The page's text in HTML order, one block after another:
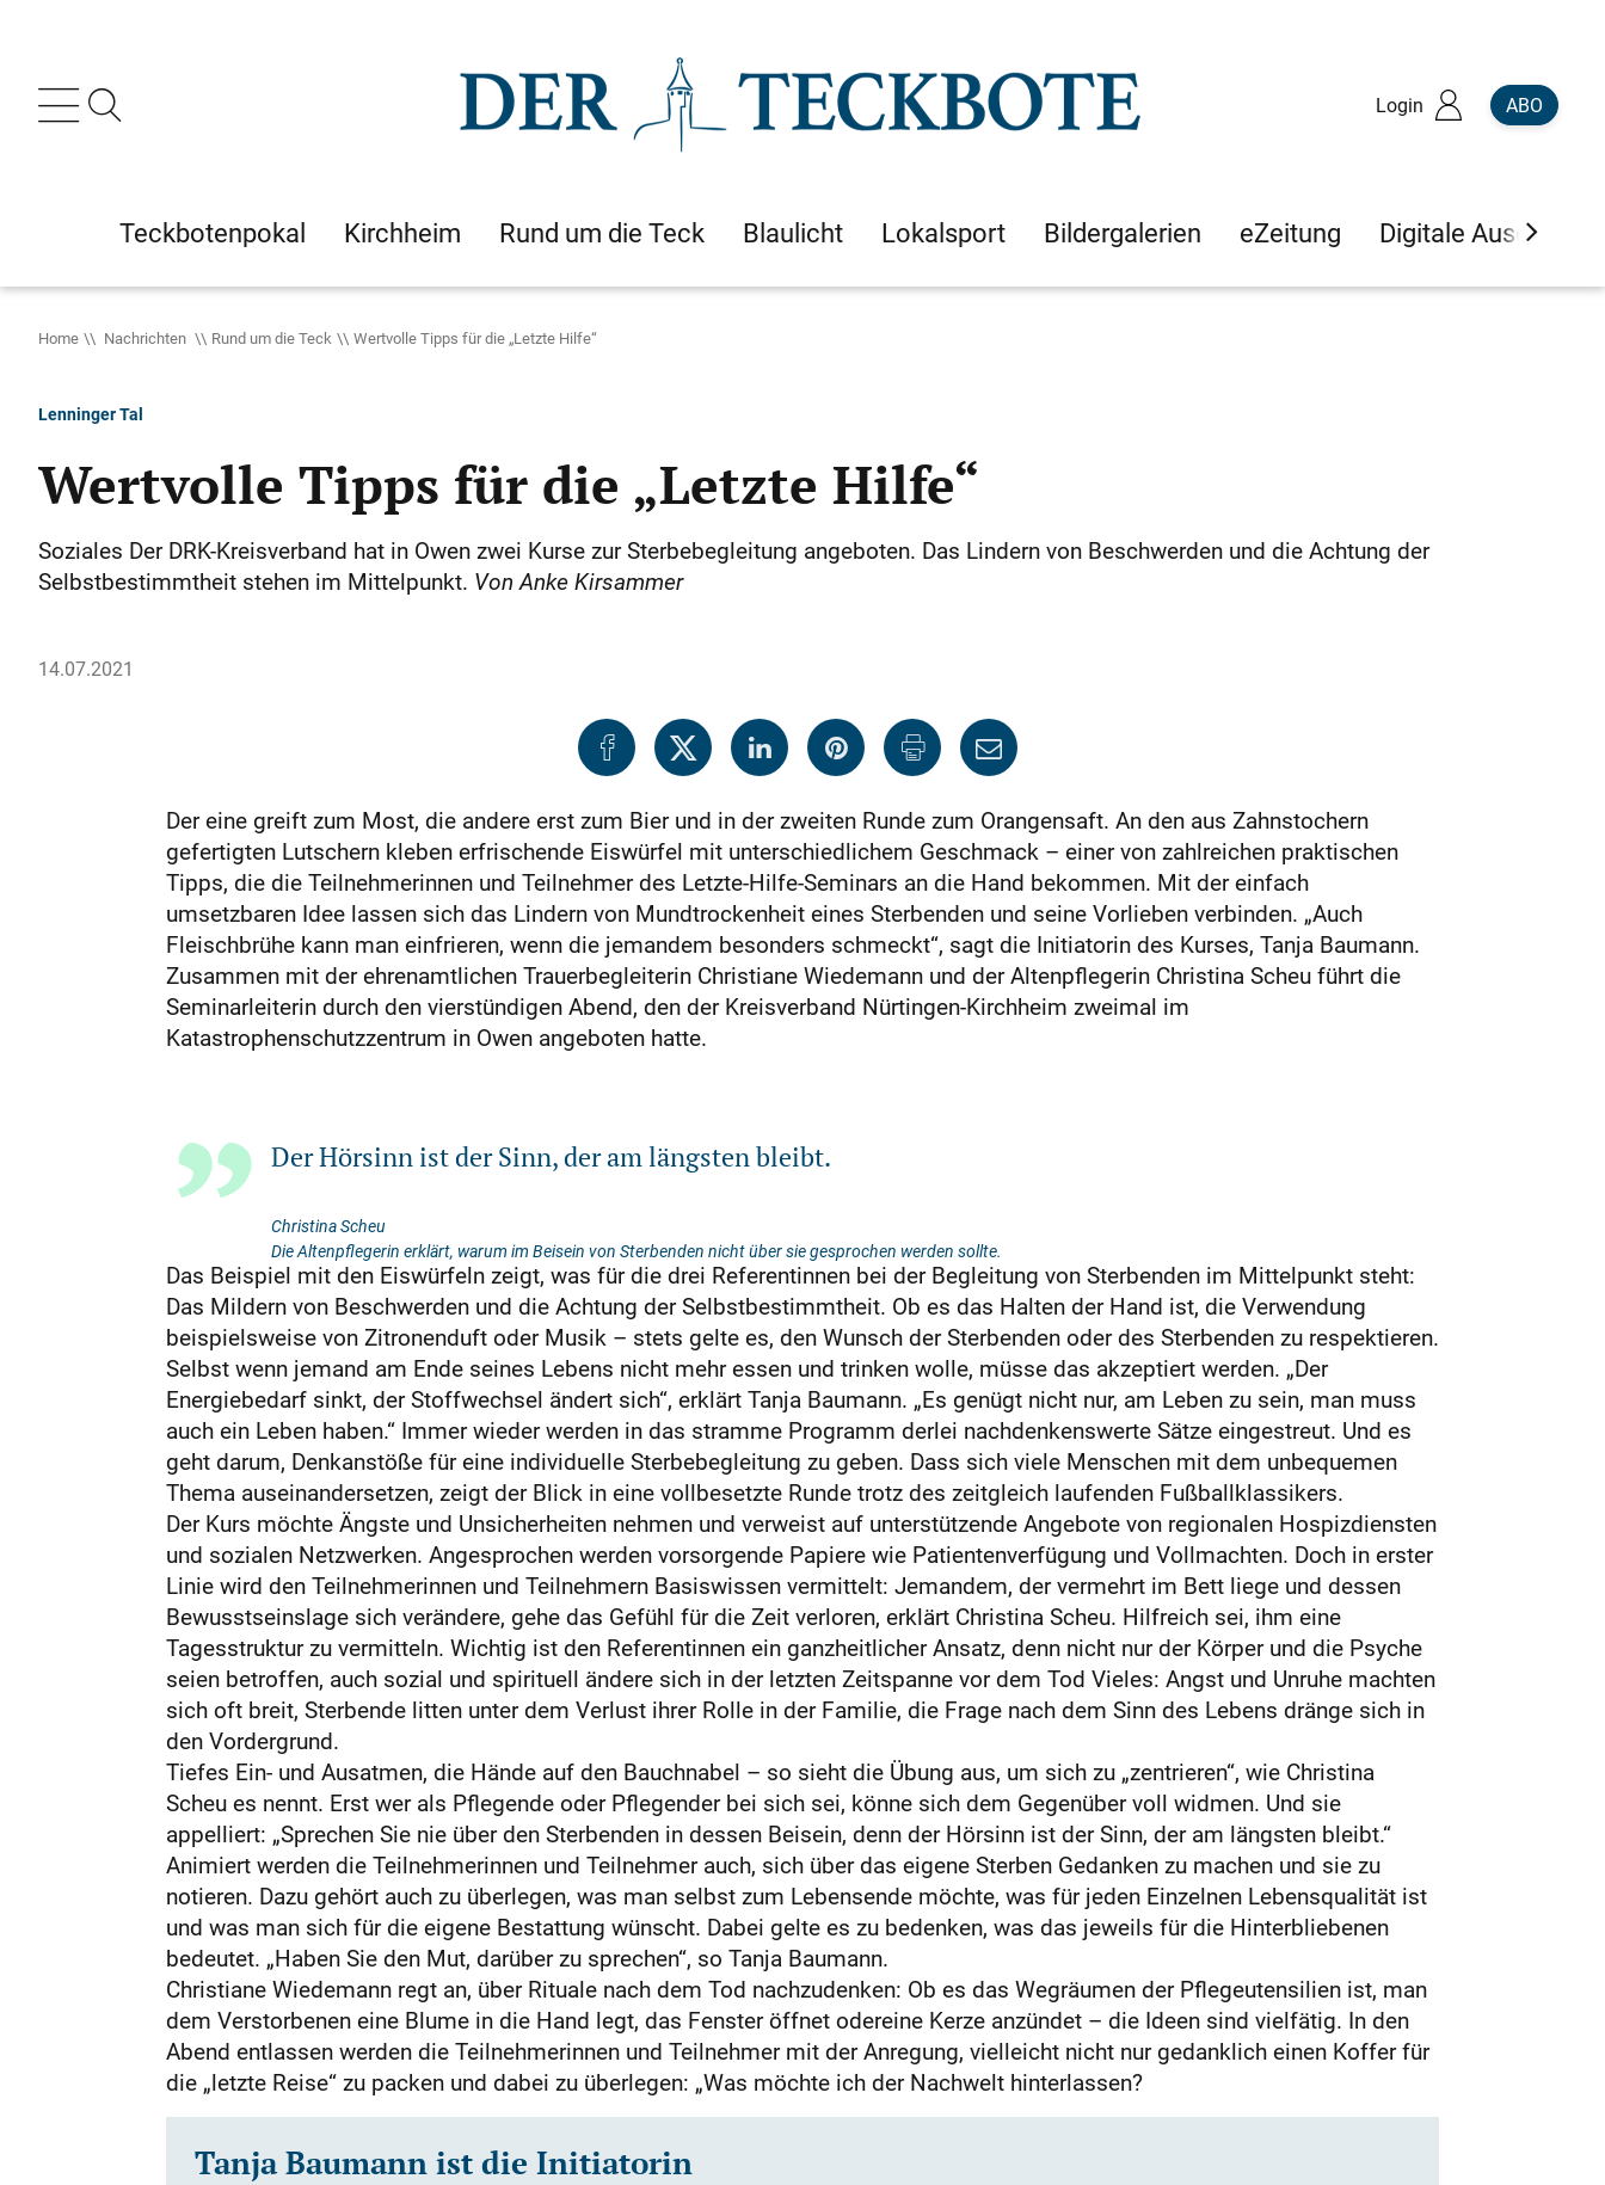
Login ABO
Teckbotenpokal Kirchheim Rund um die Teck Blaulicht Lokalsport Bildergalerien eZeitung Digitale Ausgaben
Home Nachrichten Rund um die Teck Wertvolle Tipps für die „Letzte Hilfe“
Lenninger Tal
Wertvolle Tipps für die „Letzte Hilfe“
Soziales Der DRK-Kreisverband hat in Owen zwei Kurse zur Sterbebegleitung angeboten. Das Lindern von Beschwerden und die Achtung der
Selbstbestimmtheit stehen im Mittelpunkt. Von Anke Kirsammer
14.07.2021
Der eine greift zum Most, die andere erst zum Bier und in der zweiten Runde zum Orangensaft. An den aus Zahnstochern
gefertigten Lutschern kleben erfrischende Eiswürfel mit unterschiedlichem Geschmack – einer von zahlreichen praktischen
Tipps, die die Teilnehmerinnen und Teilnehmer des Letzte-Hilfe-Seminars an die Hand bekommen. Mit der einfach
umsetzbaren Idee lassen sich das Lindern von Mundtrockenheit eines Sterbenden und seine Vorlieben verbinden. „Auch
Fleischbrühe kann man einfrieren, wenn die jemandem besonders schmeckt“, sagt die Initiatorin des Kurses, Tanja Baumann.
Zusammen mit der ehrenamtlichen Trauerbegleiterin Christiane Wiedemann und der Altenpflegerin Christina Scheu führt die
Seminarleiterin durch den vierstündigen Abend, den der Kreisverband Nürtingen-Kirchheim zweimal im
Katastrophenschutzzentrum in Owen angeboten hatte.
Der Hörsinn ist der Sinn, der am längsten bleibt.
Christina Scheu
Die Altenpflegerin erklärt, warum im Beisein von Sterbenden nicht über sie gesprochen werden sollte.
Das Beispiel mit den Eiswürfeln zeigt, was für die drei Referentinnen bei der Begleitung von Sterbenden im Mittelpunkt steht:
Das Mildern von Beschwerden und die Achtung der Selbstbestimmtheit. Ob es das Halten der Hand ist, die Verwendung
beispielsweise von Zitronenduft oder Musik – stets gelte es, den Wunsch der Sterbenden oder des Sterbenden zu respektieren.
Selbst wenn jemand am Ende seines Lebens nicht mehr essen und trinken wolle, müsse das akzeptiert werden. „Der
Energiebedarf sinkt, der Stoffwechsel ändert sich“, erklärt Tanja Baumann. „Es genügt nicht nur, am Leben zu sein, man muss
auch ein Leben haben.“ Immer wieder werden in das stramme Programm derlei nachdenkenswerte Sätze eingestreut. Und es
geht darum, Denkanstöße für eine individuelle Sterbebegleitung zu geben. Dass sich viele Menschen mit dem unbequemen
Thema auseinandersetzen, zeigt der Blick in eine vollbesetzte Runde trotz des zeitgleich laufenden Fußballklassikers.
Der Kurs möchte Ängste und Unsicherheiten nehmen und verweist auf unterstützende Angebote von regionalen Hospizdiensten
und sozialen Netzwerken. Angesprochen werden vorsorgende Papiere wie Patientenverfügung und Vollmachten. Doch in erster
Linie wird den Teilnehmerinnen und Teilnehmern Basiswissen vermittelt: Jemandem, der vermehrt im Bett liege und dessen
Bewusstseinslage sich verändere, gehe das Gefühl für die Zeit verloren, erklärt Christina Scheu. Hilfreich sei, ihm eine
Tagesstruktur zu vermitteln. Wichtig ist den Referentinnen ein ganzheitlicher Ansatz, denn nicht nur der Körper und die Psyche
seien betroffen, auch sozial und spirituell ändere sich in der letzten Zeitspanne vor dem Tod Vieles: Angst und Unruhe machten
sich oft breit, Sterbende litten unter dem Verlust ihrer Rolle in der Familie, die Frage nach dem Sinn des Lebens dränge sich in
den Vordergrund.
Tiefes Ein- und Ausatmen, die Hände auf den Bauchnabel – so sieht die Übung aus, um sich zu „zentrieren“, wie Christina
Scheu es nennt. Erst wer als Pflegende oder Pflegender bei sich sei, könne sich dem Gegenüber voll widmen. Und sie
appelliert: „Sprechen Sie nie über den Sterbenden in dessen Beisein, denn der Hörsinn ist der Sinn, der am längsten bleibt.“
Animiert werden die Teilnehmerinnen und Teilnehmer auch, sich über das eigene Sterben Gedanken zu machen und sie zu
notieren. Dazu gehört auch zu überlegen, was man selbst zum Lebensende möchte, was für jeden Einzelnen Lebensqualität ist
und was man sich für die eigene Bestattung wünscht. Dabei gelte es zu bedenken, was das jeweils für die Hinterbliebenen
bedeutet. „Haben Sie den Mut, darüber zu sprechen“, so Tanja Baumann.
Christiane Wiedemann regt an, über Rituale nach dem Tod nachzudenken: Ob es das Wegräumen der Pflegeutensilien ist, man
dem Verstorbenen eine Blume in die Hand legt, das Fenster öffnet odereine Kerze anzündet – die Ideen sind vielfätig. In den
Abend entlassen werden die Teilnehmerinnen und Teilnehmer mit der Anregung, vielleicht nicht nur gedanklich einen Koffer für
die „letzte Reise“ zu packen und dabei zu überlegen: „Was möchte ich der Nachwelt hinterlassen?
Tanja Baumann ist die Initiatorin